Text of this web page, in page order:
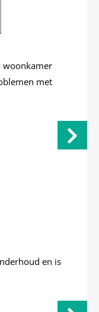
woonkamer
met
en is